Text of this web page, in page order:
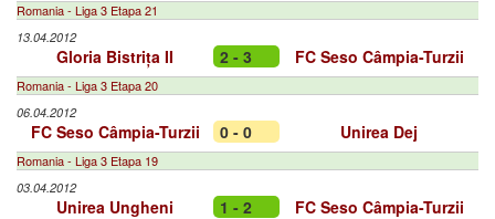
Romania - Liga 3 Etapa 21
13.04.2012
Gloria Bistrița II 2 - 3 FC Seso Câmpia-Turzii
Romania - Liga 3 Etapa 20
06.04.2012
FC Seso Câmpia-Turzii 0 - 0 Unirea Dej
Romania - Liga 3 Etapa 19
03.04.2012
Unirea Ungheni 1 - 2 FC Seso Câmpia-Turzii